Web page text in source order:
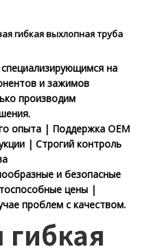
гибкая выхлопная труба
на
и зажимов
производим
опыта | Поддержка OEM
| Строгий контроль
и безопасные
цены |
проблем с качеством.